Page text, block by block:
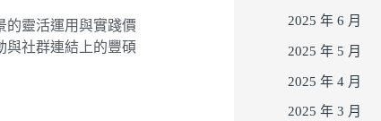
的靈活運用與實踐價
與社群連結上的豐碩
2025 年 6 月
2025 年 5 月
2025 年 4 月
2025 年 3 月